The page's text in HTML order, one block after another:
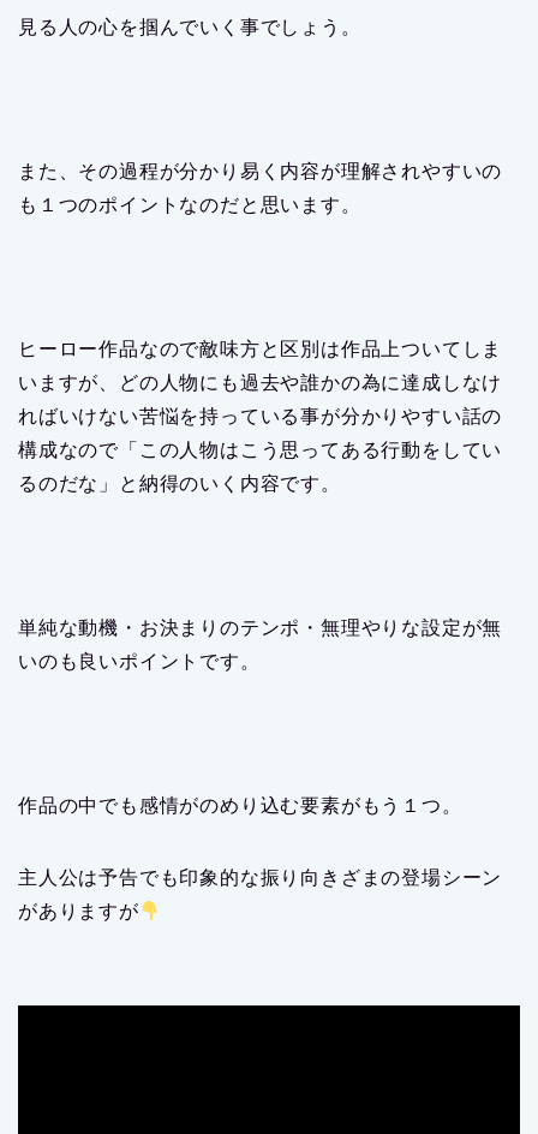
見る人の心を掴んでいく事でしょう。
また、その過程が分かり易く内容が理解されやすいの
も１つのポイントなのだと思います。
ヒーロー作品なので敵味方と区別は作品上ついてしま
いますが、どの人物にも過去や誰かの為に達成しなけ
ればいけない苦悩を持っている事が分かりやすい話の
構成なので「この人物はこう思ってある行動をしてい
るのだな」と納得のいく内容です。
単純な動機・お決まりのテンポ・無理やりな設定が無
いのも良いポイントです。
作品の中でも感情がのめり込む要素がもう１つ。
主人公は予告でも印象的な振り向きざまの登場シーン
がありますが